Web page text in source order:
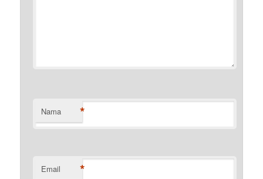
Nama *
Email *